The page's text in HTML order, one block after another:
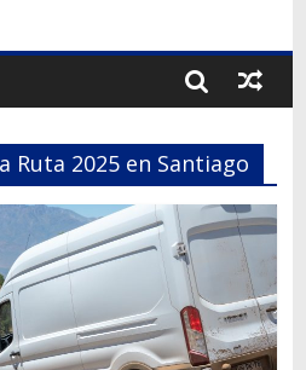
Ruta 2025 en Santiago